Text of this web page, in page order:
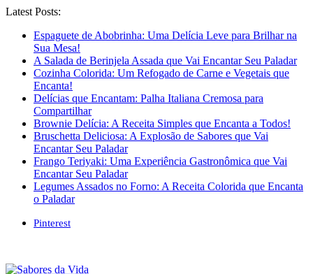
Latest Posts:
Espaguete de Abobrinha: Uma Delícia Leve para Brilhar na
Sua Mesa!
A Salada de Berinjela Assada que Vai Encantar Seu Paladar
Cozinha Colorida: Um Refogado de Carne e Vegetais que
Encanta!
Delícias que Encantam: Palha Italiana Cremosa para
Compartilhar
Brownie Delícia: A Receita Simples que Encanta a Todos!
Bruschetta Deliciosa: A Explosão de Sabores que Vai
Encantar Seu Paladar
Frango Teriyaki: Uma Experiência Gastronômica que Vai
Encantar Seu Paladar
Legumes Assados no Forno: A Receita Colorida que Encanta
o Paladar
Pinterest